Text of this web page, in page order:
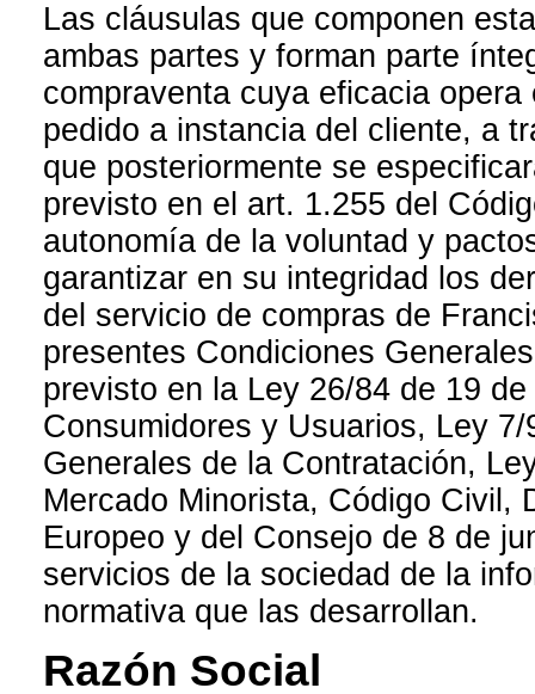
Las cláusulas que componen
ambas partes y forman parte
compraventa cuya eficacia
pedido a instancia del cliente, a
que posteriormente se
previsto en el art. 1.255 del
autonomía de la voluntad y
garantizar en su integridad los
del servicio de compras de
presentes Condiciones
previsto en la Ley 26/84 de 19
Consumidores y Usuarios, Ley
Generales de la Contratación,
Mercado Minorista, Código Civil,
Europeo y del Consejo de 8 de
servicios de la sociedad de la
normativa que las desarrollan.
Razón Social